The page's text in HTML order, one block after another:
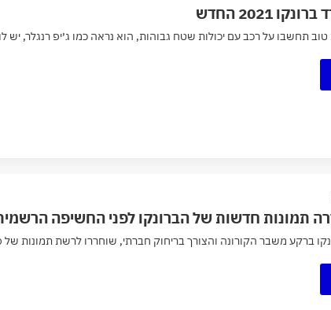
2021 החדש
תחשבו על רכב עם יכולות שטח גבוהות, הוא נראה כמו ג׳יפ רנגלר, יש
תמונות חדשות של הברונקו לפני החשיפה
ברקע משבר הקורונה והצורך בריחוק חברתי, שוחררו לרשת תמונות של